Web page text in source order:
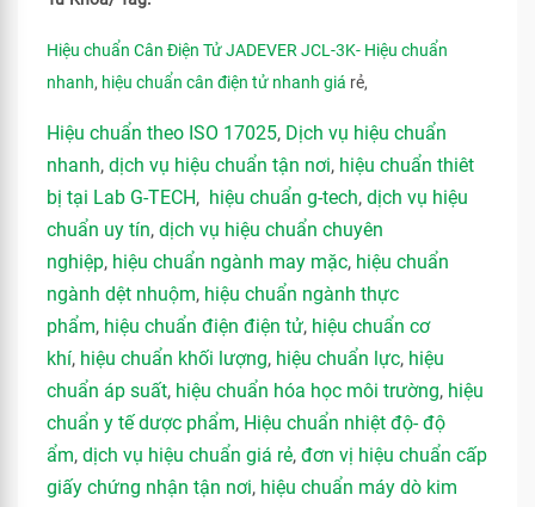
Hiệu chuẩn Cân Điện Tử JADEVER JCL-3K- Hiệu chuẩn
nhanh, hiệu chuẩn cân điện tử nhanh giá rẻ,
Hiệu chuẩn theo ISO 17025, Dịch vụ hiệu chuẩn
nhanh, dịch vụ hiệu chuẩn tận nơi, hiệu chuẩn thiêt
bị tại Lab G-TECH, hiệu chuẩn g-tech, dịch vụ hiệu
chuẩn uy tín, dịch vụ hiệu chuẩn chuyên
nghiệp, hiệu chuẩn ngành may mặc, hiệu chuẩn
ngành dệt nhuộm, hiệu chuẩn ngành thực
phẩm, hiệu chuẩn điện điện tử, hiệu chuẩn cơ
khí, hiệu chuẩn khối lượng, hiệu chuẩn lực, hiệu
chuẩn áp suất, hiệu chuẩn hóa học môi trường, hiệu
chuẩn y tế dược phẩm, Hiệu chuẩn nhiệt độ- độ
ẩm, dịch vụ hiệu chuẩn giá rẻ, đơn vị hiệu chuẩn cấp
giấy chứng nhận tận nơi, hiệu chuẩn máy dò kim